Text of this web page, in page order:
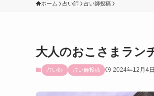
ホーム 占い師 占い師投稿
大人のおこさまラン
占い師 占い師投稿 2024年12月4日